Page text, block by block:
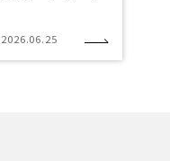
2026.06.25